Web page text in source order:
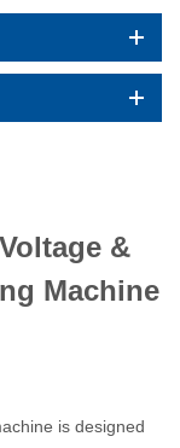
&
Machine
is designed